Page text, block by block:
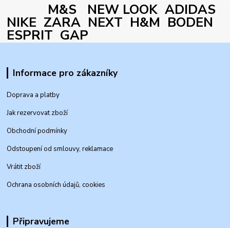
M&S NEW LOOK ADIDAS
NIKE ZARA NEXT H&M BODEN
ESPRIT GAP
Informace pro zákazníky
Doprava a platby
Jak rezervovat zboží
Obchodní podmínky
Odstoupení od smlouvy, reklamace
Vrátit zboží
Ochrana osobních údajů, cookies
Připravujeme